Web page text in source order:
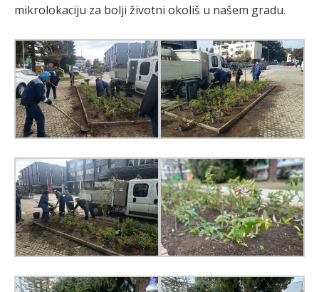
mikrolokaciju za bolji životni okoliš u našem gradu.